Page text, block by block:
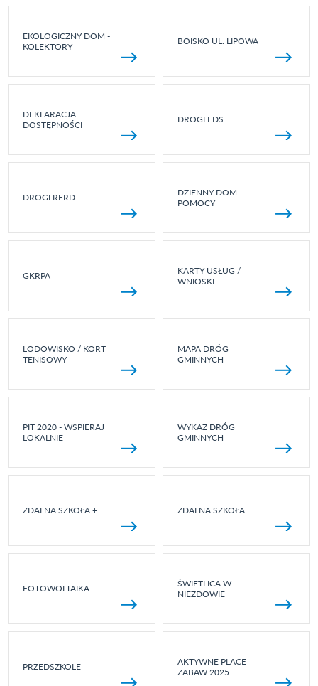
EKOLOGICZNY DOM -
KOLEKTORY
BOISKO UL. LIPOWA
DEKLARACJA
DOSTĘPNOŚCI
DROGI FDS
DROGI RFRD
DZIENNY DOM
POMOCY
GKRPA
KARTY USŁUG /
WNIOSKI
LODOWISKO / KORT
TENISOWY
MAPA DRÓG
GMINNYCH
PIT 2020 - WSPIERAJ
LOKALNIE
WYKAZ DRÓG
GMINNYCH
ZDALNA SZKOŁA + ZDALNA SZKOŁA
FOTOWOLTAIKA
ŚWIETLICA W
NIEZDOWIE
PRZEDSZKOLE
AKTYWNE PLACE
ZABAW 2025